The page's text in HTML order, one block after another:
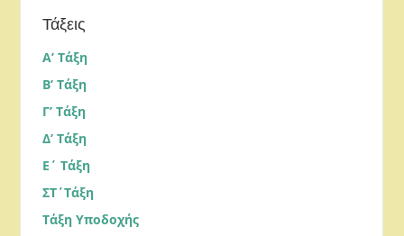
Τάξεις
Α’ Τάξη
Β’ Τάξη
Γ’ Τάξη
Δ’ Τάξη
Ε΄ Τάξη
ΣΤ΄Τάξη
Τάξη Υποδοχής